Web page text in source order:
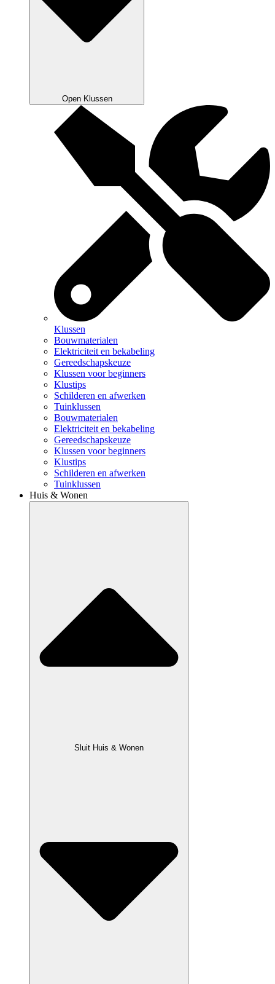
Open Klussen
Klussen
Bouwmaterialen
Elektriciteit en bekabeling
Gereedschapskeuze
Klussen voor beginners
Klustips
Schilderen en afwerken
Tuinklussen
Bouwmaterialen
Elektriciteit en bekabeling
Gereedschapskeuze
Klussen voor beginners
Klustips
Schilderen en afwerken
Tuinklussen
Huis & Wonen
Sluit Huis & Wonen